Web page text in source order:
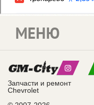
Запчасти и ремонт
Chevrolet
МЕНЮ